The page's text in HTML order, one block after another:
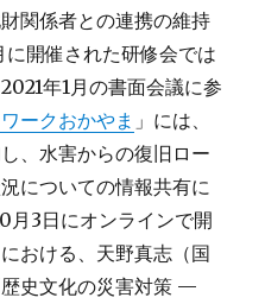
関係者との連携の維持
開催された研修会では
年1月の書面会議に参
ークおかやま 」には、
、水害からの復旧ロー
についての情報共有に
月3日にオンラインで開
における、天野真志（国
史文化の災害対策 —